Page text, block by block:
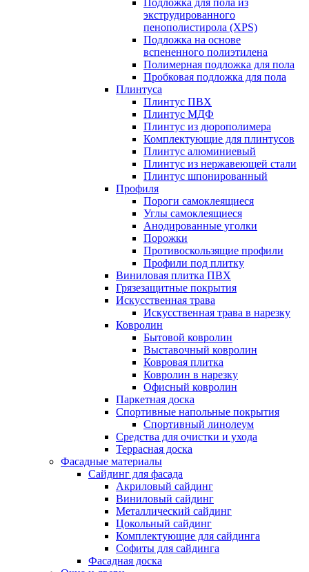
Подложка для пола из
экструдированного
пенополистирола (XPS)
Подложка на основе
вспененного полиэтилена
Полимерная подложка для пола
Пробковая подложка для пола
Плинтуса
Плинтус ПВХ
Плинтус МДФ
Плинтус из дюрополимера
Комплектующие для плинтусов
Плинтус алюминиевый
Плинтус из нержавеющей стали
Плинтус шпонированный
Профиля
Пороги самоклеящиеся
Углы самоклеящиеся
Анодированные уголки
Порожки
Противоскользящие профили
Профили под плитку
Виниловая плитка ПВХ
Грязезащитные покрытия
Искусственная трава
Искусственная трава в нарезку
Ковролин
Бытовой ковролин
Выставочный ковролин
Ковровая плитка
Ковролин в нарезку
Офисный ковролин
Паркетная доска
Спортивные напольные покрытия
Спортивный линолеум
Средства для очистки и ухода
Террасная доска
Фасадные материалы
Сайдинг для фасада
Акриловый сайдинг
Виниловый сайдинг
Металлический сайдинг
Цокольный сайдинг
Комплектующие для сайдинга
Софиты для сайдинга
Фасадная доска